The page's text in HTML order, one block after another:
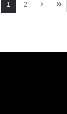
1 2